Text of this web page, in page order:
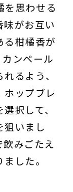
思わせる
がお互い
る柑橘香が
ンペール
るよう、
ホップブレ
択して、
狙いまし
みごたえ
した。